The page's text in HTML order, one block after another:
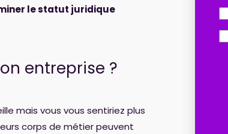
le statut juridique
entreprise ?
mais vous vous sentiriez plus
corps de métier peuvent